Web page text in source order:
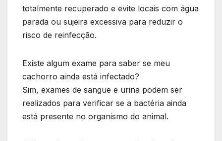
totalmente recuperado e evite locais com água
parada ou sujeira excessiva para reduzir o
risco de reinfecção.
Existe algum exame para saber se meu
cachorro ainda está infectado?
Sim, exames de sangue e urina podem ser
realizados para verificar se a bactéria ainda
está presente no organismo do animal.